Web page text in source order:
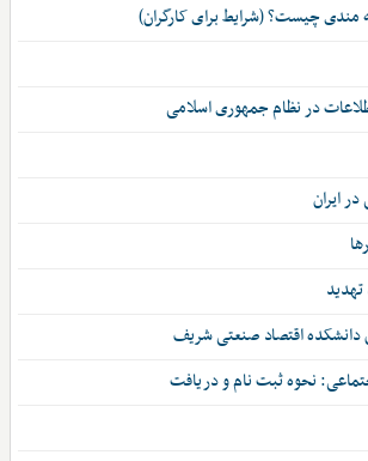
مندی چیست؟ (شرایط برای کارگران)
در نظام جمهوری اسلامی
ایران
دانشکده اقتصاد صنعتی شریف
نحوه ثبت نام و دریافت